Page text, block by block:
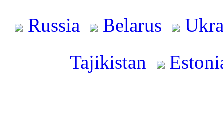
Russia
Belarus
Tajikistan